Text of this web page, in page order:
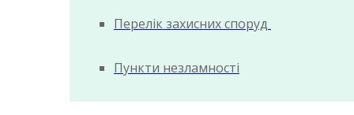
Перелік захисних споруд
Пункти незламності